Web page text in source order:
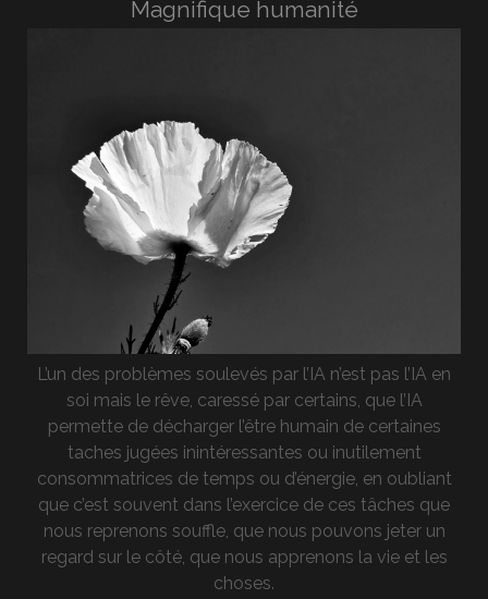
Magnifique humanité
L’un des problèmes soulevés par l’IA n’est pas l’IA en
soi mais le rêve, caressé par certains, que l’IA
permette de décharger l’être humain de certaines
taches jugées inintéressantes ou inutilement
consommatrices de temps ou d’énergie, en oubliant
que c’est souvent dans l’exercice de ces tâches que
nous reprenons souffle, que nous pouvons jeter un
regard sur le côté, que nous apprenons la vie et les
choses.